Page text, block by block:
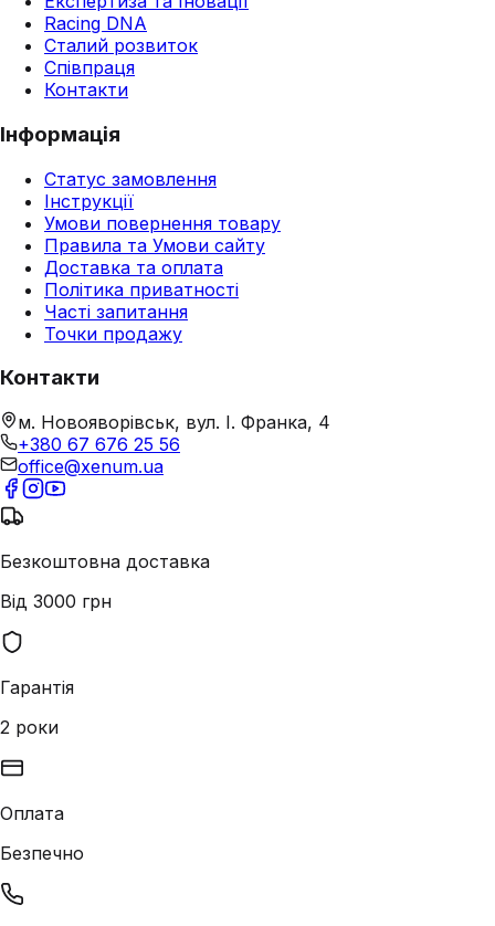
Racing DNA
Сталий розвиток
Співпраця
Контакти
Інформація
Статус замовлення
Інструкції
Умови повернення товару
Правила та Умови сайту
Доставка та оплата
Політика приватності
Часті запитання
Точки продажу
Контакти
м. Новояворівськ, вул. І. Франка, 4
+380 67 676 25 56
office@xenum.ua
Безкоштовна доставка
Від 3000 грн
Гарантія
2 роки
Оплата
Безпечно